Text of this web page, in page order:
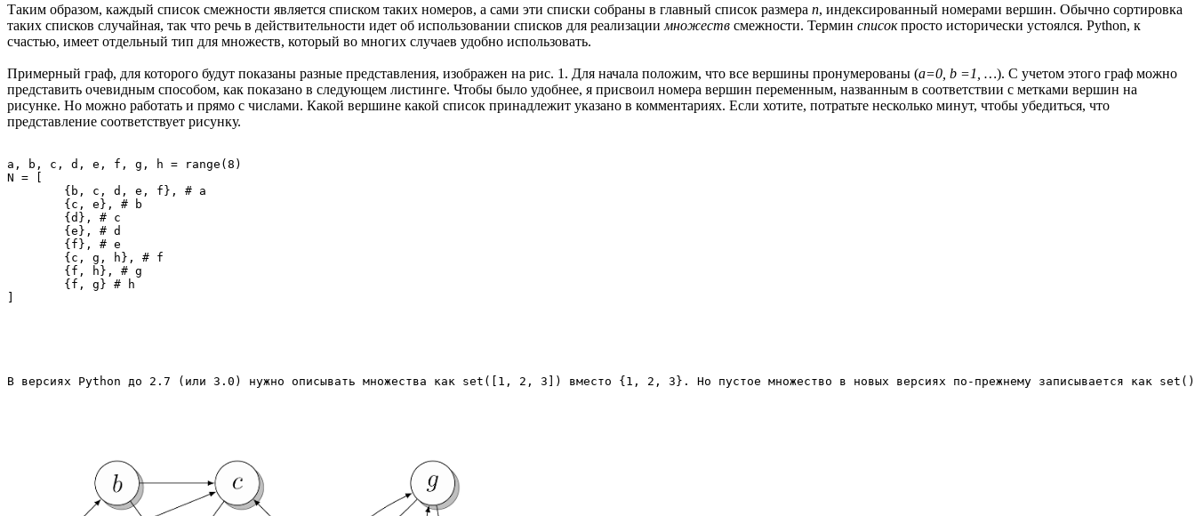
Таким образом, каждый список смежности является списком таких номеров, а сами эти списки собраны в главный список размера n, индексированный номерами вершин. Обычно сортировка
таких списков случайная, так что речь в действительности идет об использовании списков для реализации множеств смежности. Термин списокпросто исторически устоялся. Python, к
счастью, имеет отдельный тип для множеств, который во многих случаев удобно использовать.
Примерный граф, для которого будут показаны разные представления, изображен на рис. 1. Для начала положим, что все вершины пронумерованы (a=0, b =1, …). С учетом этого граф можно
представить очевидным способом, как показано в следующем листинге. Чтобы было удобнее, я присвоил номера вершин переменным, названным в соответствии с метками вершин на
рисунке. Но можно работать и прямо с числами. Какой вершине какой список принадлежит указано в комментариях. Если хотите, потратьте несколько минут, чтобы убедиться, что
представление соответствует рисунку.
a, b, c, d, e, f, g, h = range(8)
N = [